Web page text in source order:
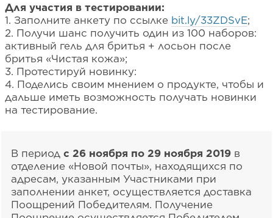
Для участия в тестировании:
1. Заполните анкету по ссылке bit.ly/33ZDSvE;
2. Получи шанс получить один из 100 наборов:
активный гель для бритья + лосьон после
бритья «Чистая кожа»;
3. Протестируй новинку:
4. Поделись своим мнением о продукте, чтобы и
дальше иметь возможность получать новинки
на тестирование.
В период с 26 ноября по 29 ноября 2019 в
отделение «Новой почты», находящихся по
адресам, указанным Участниками при
заполнении анкет, осуществляется доставка
Поощрений Победителям. Получение